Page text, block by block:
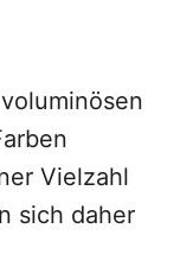
Vielzahl
sich daher